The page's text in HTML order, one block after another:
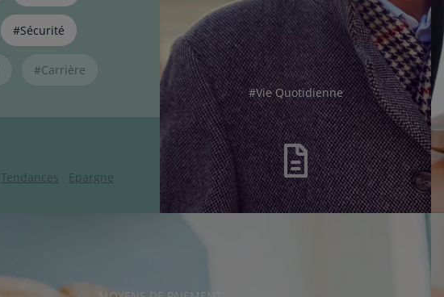
#Sécurité
#Carrière
Tendances Epargne
hashtag
#Vie Quotidienne